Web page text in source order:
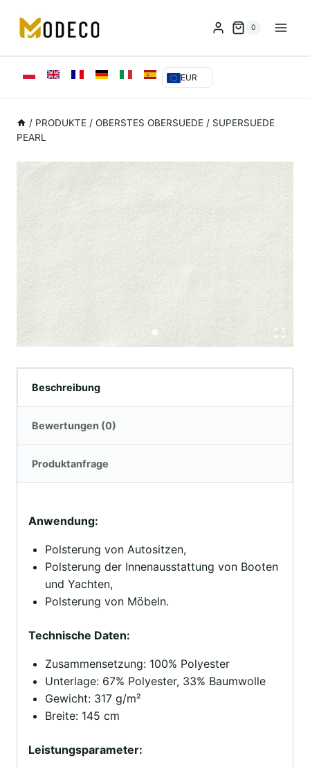
Inhalt
springen
0
EUR
/ PRODUKTE / OBERSTES OBERSUEDE / SUPERSUEDE
PEARL
Beschreibung
Bewertungen (0)
Produktanfrage
Anwendung:
Polsterung von Autositzen,
Polsterung der Innenausstattung von Booten
und Yachten,
Polsterung von Möbeln.
Technische Daten:
Zusammensetzung: 100% Polyester
Unterlage: 67% Polyester, 33% Baumwolle
Gewicht: 317 g/m²
Breite: 145 cm
Leistungsparameter: